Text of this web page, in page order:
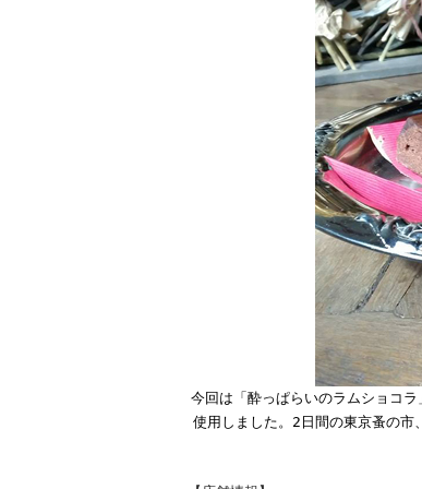
今回は「酔っぱらいのラムショコ
使用しました。2日間の東京蚤の市